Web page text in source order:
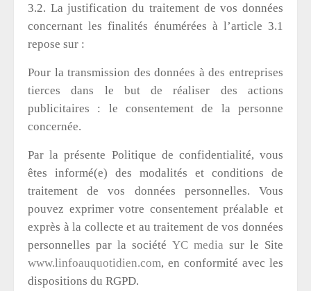
3.2. La justification du traitement de vos données
concernant les finalités énumérées à l’article 3.1
repose sur :
Pour la transmission des données à des entreprises
tierces dans le but de réaliser des actions
publicitaires : le consentement de la personne
concernée.
Par la présente Politique de confidentialité, vous
êtes informé(e) des modalités et conditions de
traitement de vos données personnelles. Vous
pouvez exprimer votre consentement préalable et
exprès à la collecte et au traitement de vos données
personnelles par la société YC media sur le Site
www.linfoauquotidien.com, en conformité avec les
dispositions du RGPD.